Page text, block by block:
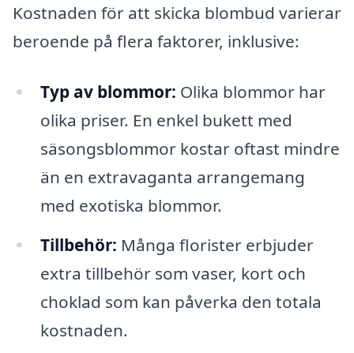
Kostnaden för att skicka blombud varierar
beroende på flera faktorer, inklusive:
Typ av blommor: Olika blommor har
olika priser. En enkel bukett med
säsongsblommor kostar oftast mindre
än en extravaganta arrangemang
med exotiska blommor.
Tillbehör: Många florister erbjuder
extra tillbehör som vaser, kort och
choklad som kan påverka den totala
kostnaden.